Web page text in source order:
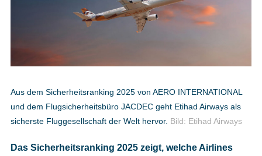
Impressum
Mediadaten
Datenschutz
Aus dem Sicherheitsranking 2025 von AERO INTERNATIONAL
und dem Flugsicherheitsbüro JACDEC geht Etihad Airways als
sicherste Fluggesellschaft der Welt hervor. Bild: Etihad Airways
Das Sicherheitsranking 2025 zeigt, welche Airlines